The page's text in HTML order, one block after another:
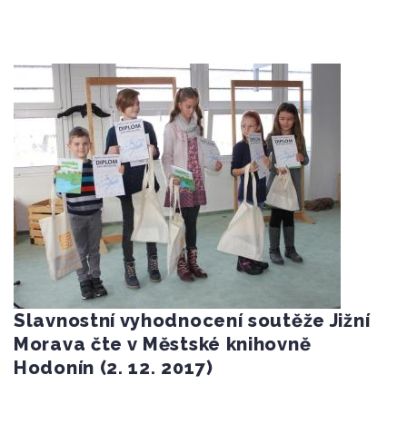
Slavnostní vyhodnocení soutěže Jižní
Morava čte v Městské knihovně
Hodonín (2. 12. 2017)